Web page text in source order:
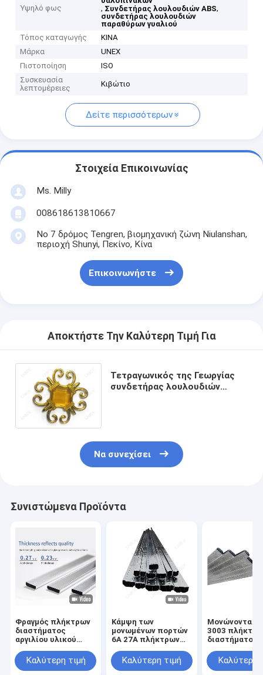
Υψηλό φως
, Συνδετήρας λουλουδιών ABS,
συνδετήρας λουλουδιών
παραθύρων γυαλιού
Τόπος καταγωγής
ΚΙΝΑ
Μάρκα
UNEX
Πιστοποίηση
ISO
Συσκευασία
λεπτομέρειες
Κιβώτιο
Δείτε περισσότερων
Στοιχεία Επικοινωνίας
Ms. Milly
008618613810667
Νο 7 δρόμος Tengren, βιομηχανική ζώνη Niulanshan,
περιοχή Shunyi, Πεκίνο, Κίνα
Επικοινωνήστε
Αποκτήστε Την Καλύτερη Τιμή Για
Τετραγωνικός της Γεωργίας
συνδετήρας λουλουδιών
Να συνεχίσει
Συνιστώμενα Προϊόντα
Φραγμός πλήκτρων
διαστήματος
αργιλίου υλικού
μόνωση του γυαλιού
Καλύτερη τιμή
Κάμψη των
μονωμένων πορτών
6A 27A πλήκτρων
πλαισίων
παραθύρων γυαλιού
Καλύτερη τιμή
Μονώνοντας
3003 πλήκτρο
διαστήματος
H26Καλύτερη